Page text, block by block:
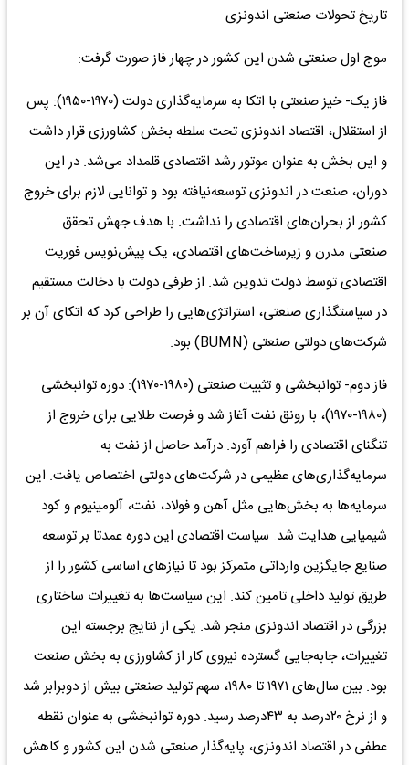
تاریخ تحولات صنعتی اندونزی
موج اول صنعتی شدن این کشور در چهار فاز صورت گرفت:
فاز یک- خیز صنعتی با اتکا به سرمایه‌گذاری دولت (۱۹۷۰-۱۹۵۰): پس
از استقلال، اقتصاد اندونزی تحت سلطه بخش کشاورزی قرار داشت
و این بخش به عنوان موتور رشد اقتصادی قلمداد می‌‌‌شد. در این
دوران، صنعت در اندونزی توسعه‌نیافته بود و توانایی لازم برای خروج
کشور از بحران‌های اقتصادی را نداشت. با هدف جهش تحقق
صنعتی مدرن و زیرساخت‌های اقتصادی، یک پیش‌‌‌نویس فوریت
اقتصادی توسط دولت تدوین شد. از طرفی دولت با دخالت مستقیم
در سیاستگذاری صنعتی، استراتژی‌هایی را طراحی کرد که اتکای آن بر
شرکت‌های دولتی صنعتی (BUMN) بود.
فاز دوم- توانبخشی و تثبیت صنعتی (۱۹۸۰-۱۹۷۰): دوره توانبخشی
(۱۹۸۰-۱۹۷۰)، با رونق نفت آغاز شد و فرصت طلایی برای خروج از
تنگنای اقتصادی را فراهم آورد. درآمد حاصل از نفت به
سرمایه‌گذاری‌های عظیمی در شرکت‌های دولتی اختصاص یافت. این
سرمایه‌ها به بخش‌هایی مثل آهن و فولاد، نفت، آلومینیوم و کود
شیمیایی هدایت شد. سیاست اقتصادی این دوره عمدتا بر توسعه
صنایع جایگزین وارداتی متمرکز بود تا نیاز‌های اساسی کشور را از
طریق تولید داخلی تامین کند. این سیاست‌ها به تغییرات ساختاری
بزرگی در اقتصاد اندونزی منجر شد. یکی از نتایج برجسته‌ این
تغییرات، جابه‌‌‌جایی گسترده نیروی کار از کشاورزی به بخش صنعت
بود. بین سال‌های ۱۹۷۱ تا ۱۹۸۰، سهم تولید صنعتی بیش از دوبرابر شد
و از نرخ ۲۰‌درصد به ۴۳‌درصد رسید. دوره توانبخشی به عنوان نقطه
عطفی در اقتصاد اندونزی، پایه‌‌‌گذار صنعتی شدن این کشور و کاهش